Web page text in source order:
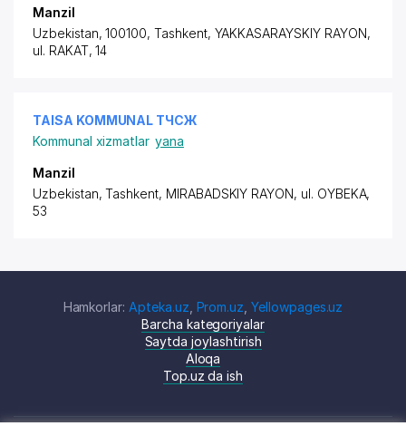
Manzil
Uzbekistan, 100100, Tashkent, YAKKASARAYSKIY RAYON,
ul. RAKAT, 14
TAISA KOMMUNAL ТЧСЖ
Kommunal xizmatlar yana
Manzil
Uzbekistan, Tashkent, MIRABADSKIY RAYON, ul. OYBEKA,
53
Hamkorlar: Apteka.uz Prom.uz ,Yellowpages.uz
Barcha kategoriyalar
Saytda joylashtirish
Aloqa
Top.uz da ish